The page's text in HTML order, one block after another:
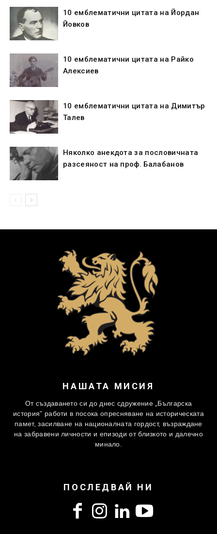
10 емблематични цитата на Йордан
Йовков
10 емблематични цитата на Райко
Алексиев
10 емблематични цитата на Димитър
Талев
Няколко анекдота за пословичната
разсеяност на проф. Балабанов
НАШАТА МИСИЯ
От създаването си до днес сдружение „Българска
история” работи в посока опресняване на историческата
памет, засилване на националната гордост, възраждане
на забравени личности и епизоди от близкото и далечно
минало.
ПОСЛЕДВАЙ НИ